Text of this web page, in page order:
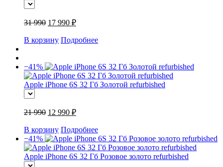
31 990 17 990 ₽
В корзину Подробнее
−41%
Apple iPhone 6S 32 Гб Золотой refurbished
21 990 12 990 ₽
В корзину Подробнее
−41%
Apple iPhone 6S 32 Гб Розовое золото refurbished